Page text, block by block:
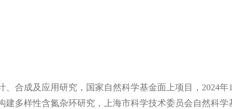
合成及应用研究，国家自然科学基金面上项目，2024年
多样性含氮杂环研究，上海市科学技术委员会自然科学